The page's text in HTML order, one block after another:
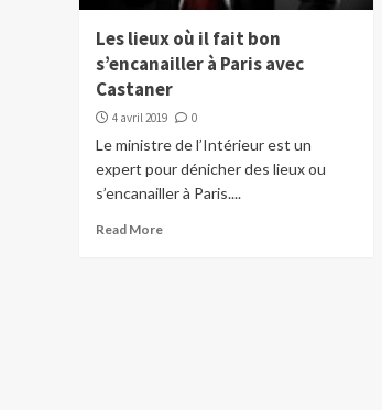
Les lieux où il fait bon
s’encanailler à Paris avec
Castaner
4 avril 2019 0
Le ministre de l’Intérieur est un
expert pour dénicher des lieux ou
s’encanailler à Paris....
Read More